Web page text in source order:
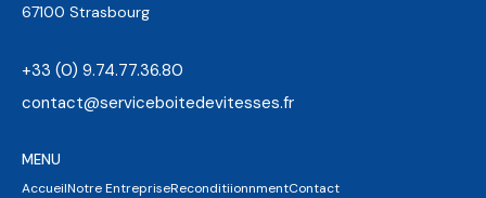
67100 Strasbourg
+33 (0) 9.74.77.36.80
contact@serviceboitedevitesses.fr
MENU
AccueilNotre EntrepriseReconditiionnmentContact